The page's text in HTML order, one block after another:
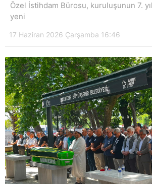
Özel İstihdam Bürosu, kuruluşunun 7.
yeni
17 Haziran 2026 Çarşamba 16:46